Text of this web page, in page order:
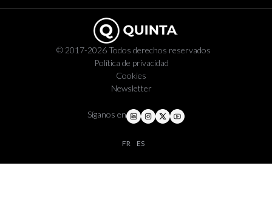
© 2017-2026 Todos derechos reservados
Política de privacidad
Cookies
Newsletter
Síganos en
FR ES